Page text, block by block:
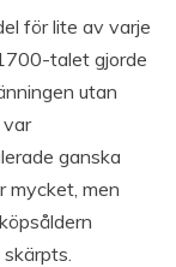
för lite av varje
talet gjorde
utan
ganska
mycket, men